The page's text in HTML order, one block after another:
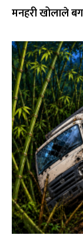
मनहरी खोलाले